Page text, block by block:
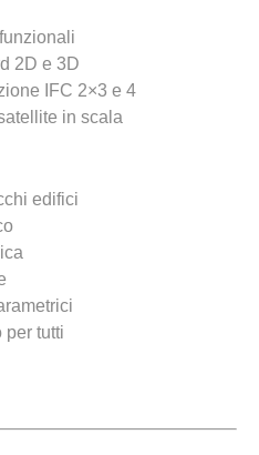
2D e 3D
IFC 2×3 e 4
in scala
edifici
per tutti